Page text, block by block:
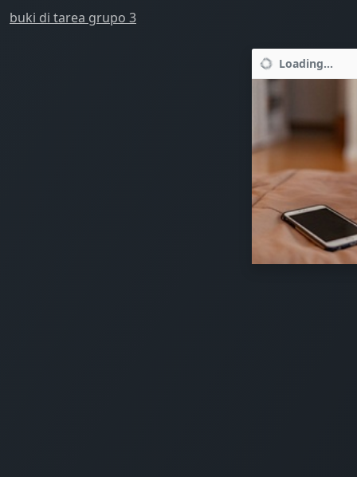
buki di tarea grupo 3
Loading...